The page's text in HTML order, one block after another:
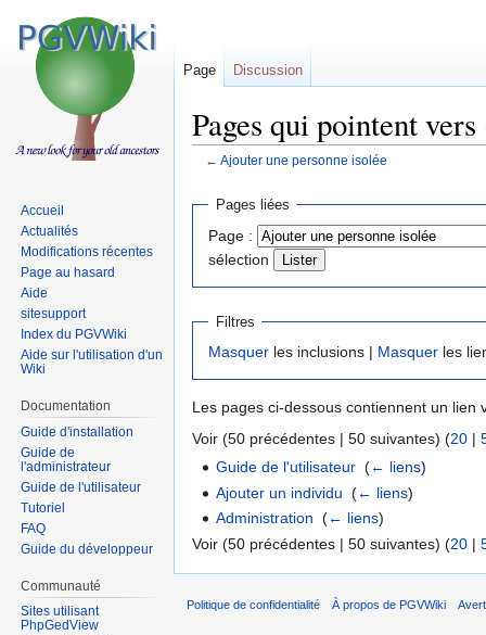
Pages qui pointent
← Ajouter une personne isolée
Sauter
navigation
Sauter
recherche
Pages liées
Page :
sélection
Filtres
Masquer les inclusions | Masquer les
Les pages ci-dessous contiennent un lien
Voir (50 précédentes | 50 suivantes) (20 |
Guide de l'utilisateur ‎(← liens)
Ajouter un individu ‎(← liens)
Administration ‎(← liens)
Voir (50 précédentes | 50 suivantes) (20 |
Page Discussion
Accueil
Actualités
Modifications récentes
Page au hasard
Aide
sitesupport
Index du PGVWiki
Aide sur l'utilisation d'un
Wiki
Documentation
Guide d'installation
Guide de
l'administrateur
Guide de l'utilisateur
Tutoriel
FAQ
Guide du développeur
Communauté
Sites utilisant
PhpGedView
Politique de confidentialité À propos de PGVWiki